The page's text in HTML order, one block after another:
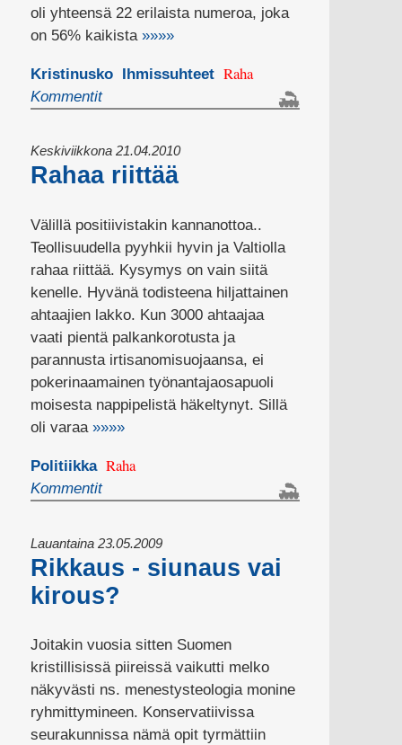
oli yhteensä 22 erilaista numeroa, joka
on 56% kaikista»»»»
Kristinusko Ihmissuhteet Raha
Kommentit
Keskiviikkona 21.04.2010
Rahaa riittää
Välillä positiivistakin kannanottoa..
Teollisuudella pyyhkii hyvin ja Valtiolla
rahaa riittää. Kysymys on vain siitä
kenelle. Hyvänä todisteena hiljattainen
ahtaajien lakko. Kun 3000 ahtaajaa
vaati pientä palkankorotusta ja
parannusta irtisanomisuojaansa, ei
pokerinaamainen työnantajaosapuoli
moisesta nappipelistä häkeltynyt. Sillä
oli varaa»»»»
Politiikka Raha
Kommentit
Lauantaina 23.05.2009
Rikkaus - siunaus vai
kirous?
Joitakin vuosia sitten Suomen
kristillisissä piireissä vaikutti melko
näkyvästi ns. menestysteologia monine
ryhmittymineen. Konservatiivissa
seurakunnissa nämä opit tyrmättiin